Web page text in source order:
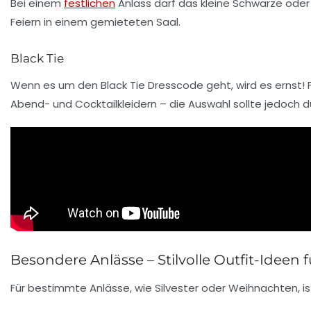
Feiern in einem gemieteten Saal.
Black Tie
Wenn es um den Black Tie Dresscode geht, wird es
Abend- und Cocktailkleidern – die Auswahl sollte jedoch
Besondere Anlässe – Stilvolle Outfit-Ideen
Für bestimmte Anlässe, wie Silvester oder Weihnachten,